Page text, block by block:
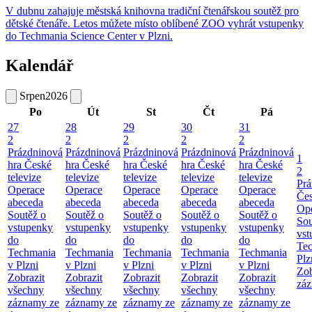
V dubnu zahajuje městská knihovna tradiční čtenářskou soutěž pro
dětské čtenáře. Letos můžete místo oblíbené ZOO vyhrát vstupenky
do Techmania Science Center v Plzni.
Kalendář
Srpen2026
Po
Út St Čt
Pá
27
2
Prázdninová
hra České
televize
Operace
abeceda
Soutěž o
vstupenky
do
Techmania
v Plzni
Zobrazit
všechny
záznamy ze
28
2
Prázdninová
hra České
televize
Operace
abeceda
Soutěž o
vstupenky
do
Techmania
v Plzni
Zobrazit
všechny
záznamy ze
29
2
Prázdninová
hra České
televize
Operace
abeceda
Soutěž o
vstupenky
do
Techmania
v Plzni
Zobrazit
všechny
záznamy ze
30
2
Prázdninová
hra České
televize
Operace
abeceda
Soutěž o
vstupenky
do
Techmania
v Plzni
Zobrazit
všechny
záznamy ze
31
2
Prázdninová
hra České
televize
Operace
abeceda
Soutěž o
vstupenky
do
Techmania
v Plzni
Zobrazit
všechny
záznamy ze
1
2